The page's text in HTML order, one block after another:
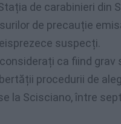
de carabinieri din
de precauție
suspecți.
ca fiind
procedurii de
la Scisciano, între